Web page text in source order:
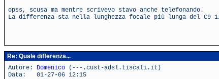
opss, scusa ma mentre scrivevo stavo anche telefonando.
La differenza sta nella lunghezza focale più lunga del C9
Re: Quale differenza...
Autore: Domenico (---.cust-adsl.tiscali.it)
Data: 01-27-06 12:15